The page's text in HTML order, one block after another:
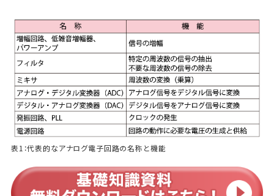
表1：代表的なアナログ電子回路の名称と機能